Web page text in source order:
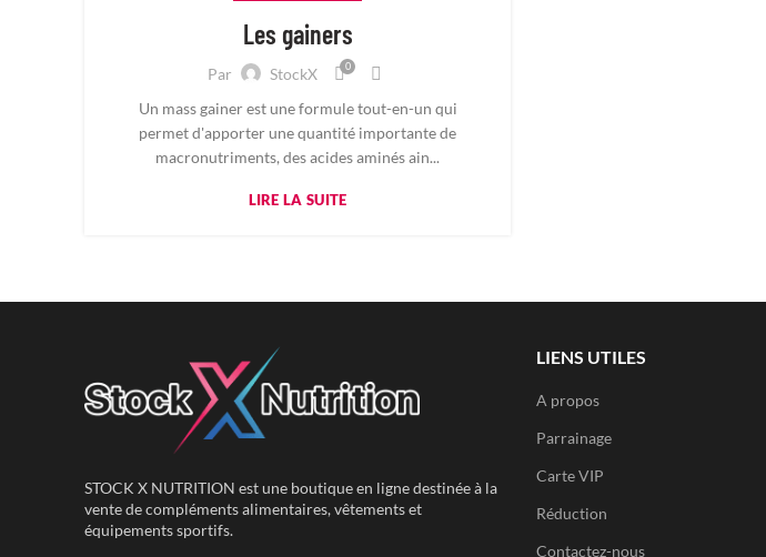
Les gainers
Par StockX 0
Un mass gainer est une formule tout-en-un qui
permet d'apporter une quantité importante de
macronutriments, des acides aminés ain...
LIRE LA SUITE
STOCK X NUTRITION est une boutique en ligne destinée à la
vente de compléments alimentaires, vêtements et
équipements sportifs.
LIENS UTILES
A propos
Parrainage
Carte VIP
Réduction
Contactez-nous